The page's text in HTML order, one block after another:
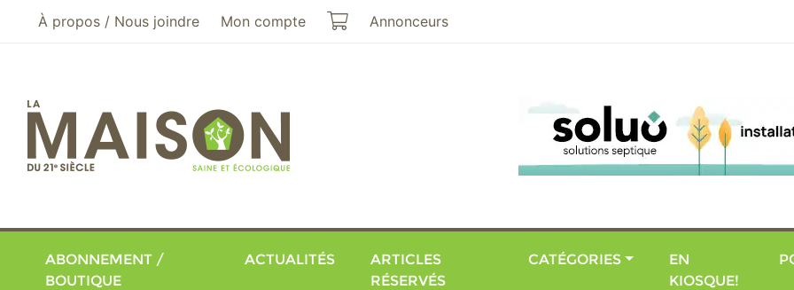
Aller au menu principal
Aller au contenu principal
À propos / Nous joindre Mon compte Mon panier
Annonceurs
ABONNEMENT /
BOUTIQUE
ACTUALITÉS
ARTICLES
RÉSERVÉS
CATÉGORIES
EN
KIOSQUE!